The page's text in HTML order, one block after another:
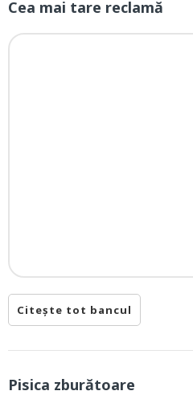
Cea mai tare reclamă
Citește tot bancul
Pisica zburătoare